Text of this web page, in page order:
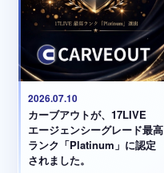
2026.07.10
カーブアウトが、17LIVE
エージェンシーグレード最高
ランク「Platinum」に認定
されました。